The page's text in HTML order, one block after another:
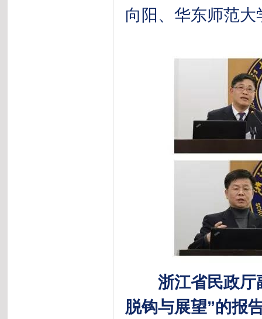
向阳、华东师范
浙江省民政厅
脱钩与展望”的报